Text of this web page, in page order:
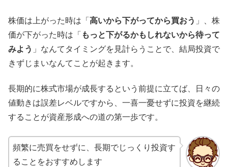
株価は上がった時は「 高いから下がってから買おう 」、株
価が下がった時は「 もっと下がるかもしれないから待って
みよう 」なんてタイミングを見計らうことで、結局投資で
きずじまいなんてことが起きます。
長期的に株式市場が成長するという前提に立てば、日々の
値動きは誤差レベルですから、一喜一憂せずに投資を継続
することが資産形成への道の第一歩です。
頻繁に売買をせずに、長期でじっくり投資す
ることをおすすめします